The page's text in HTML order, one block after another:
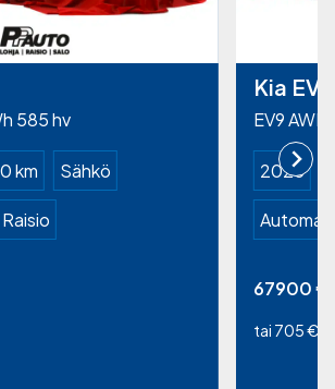
585 hv
km Sähkö
Raisio
Kia EV9
EV9
2025
67900€
tai 705 €/